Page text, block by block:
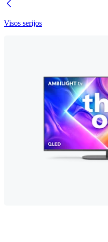
Visos serijos